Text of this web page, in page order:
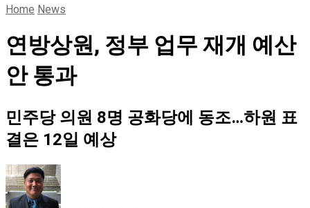
Home News
연방상원, 정부 업무 재개 예산
안 통과
민주당 의원 8명 공화당에 동조…하원 표
결은 12일 예상